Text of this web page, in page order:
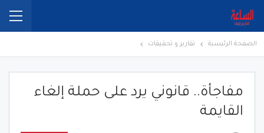
الصفحة الرئيسية تقارير و تحقيقات
مفاجأة.. قانوني يرد على حملة إلغاء
القايمة